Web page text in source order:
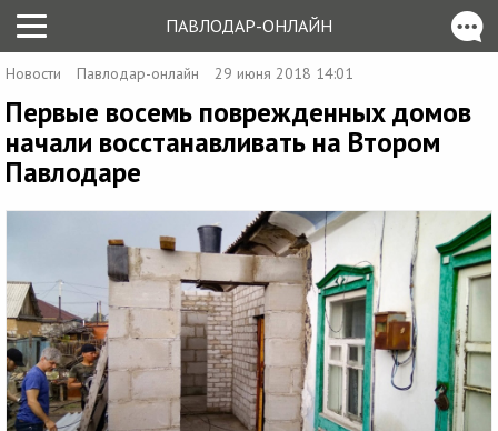
ПАВЛОДАР-ОНЛАЙН
Новости Павлодар-онлайн 29 июня 2018 14:01
Первые восемь поврежденных домов
начали восстанавливать на Втором
Павлодаре